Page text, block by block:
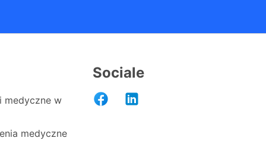
medyczne w
medyczne
Sociale